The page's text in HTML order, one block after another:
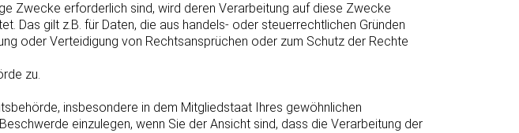
Zwecke erforderlich sind, wird deren Verarbeitung auf diese Zwecke
Das gilt z.B. für Daten, die aus handels- oder steuerrechtlichen Gründen
oder Verteidigung von Rechtsansprüchen oder zum Schutz der Rechte
zu.
insbesondere in dem Mitgliedstaat Ihres gewöhnlichen
einzulegen, wenn Sie der Ansicht sind, dass die Verarbeitung der